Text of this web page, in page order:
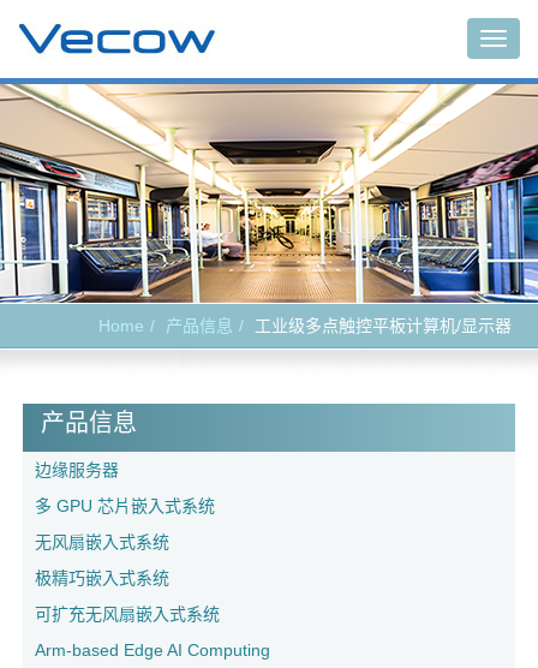
Home 产品信息 工业级多点触控平板计算机/显示器
产品信息
边缘服务器
多 GPU 芯片嵌入式系统
无风扇嵌入式系统
极精巧嵌入式系统
可扩充无风扇嵌入式系统
Arm-based Edge AI Computing